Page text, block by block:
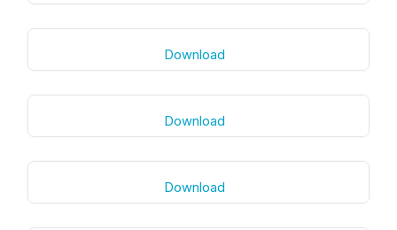
Download
Download
Download